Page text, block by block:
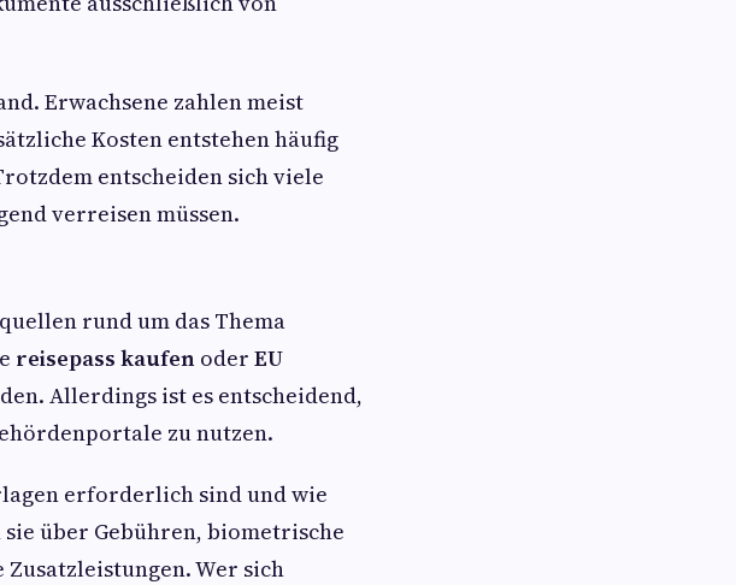
Erwachsene zahlen meist
Kosten entstehen häufig
entscheiden sich viele
verreisen müssen.
rund um das Thema
reisepass kaufen oder EU
Allerdings ist es entscheidend,
zu nutzen.
erforderlich sind und wie
über Gebühren, biometrische
Zusatzleistungen. Wer sich